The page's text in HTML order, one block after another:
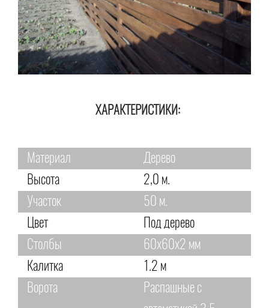
ХАРАКТЕРИСТИКИ:
Материал
Дерево
Высота
2,0 м.
Участок
50 м.
Цвет
Под дерево
Столбы
60х60х2 мм
Калитка
1.2 м
Ворота
Распашные с